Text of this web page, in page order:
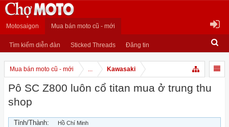
Motosaigon Mua bán moto cũ - mới
Tìm kiếm diễn đàn Sticked Threads Đăng tin
Mua bán moto cũ - mới ... Kawasaki
Pô SC Z800 luôn cổ titan mua ở trung thu
shop
Tỉnh/Thành: Hồ Chí Minh